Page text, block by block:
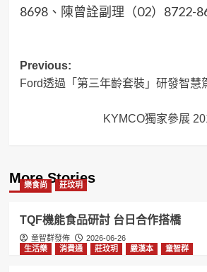
8698、陳曾詮副理（02）8722-
Post
navigation
Previous:
Ford透過「第三年齡套裝」研發智慧
KYMCO獨家參展
More Stories
樂食尚 莊玟玥
TQF機能食品研討 台日合作搭橋
童智群發佈
2026-06-26
生活樂
消費通 莊玟玥 嚴漢本 童智群